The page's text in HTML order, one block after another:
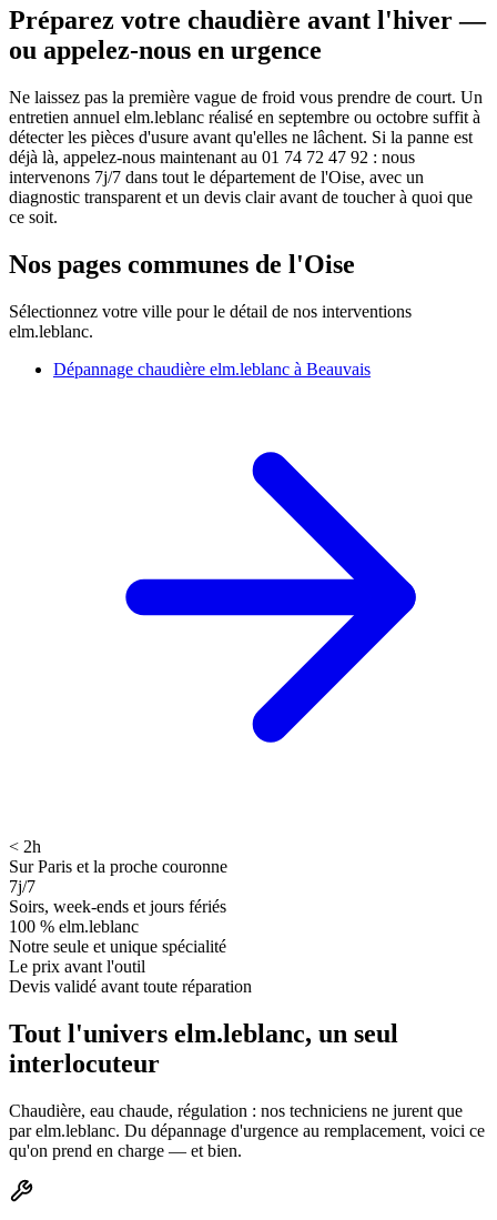
Préparez votre chaudière avant l'hiver —
ou appelez-nous en urgence
Ne laissez pas la première vague de froid vous prendre de court. Un
entretien annuel elm.leblanc réalisé en septembre ou octobre suffit à
détecter les pièces d'usure avant qu'elles ne lâchent. Si la panne est
déjà là, appelez-nous maintenant au 01 74 72 47 92 : nous
intervenons 7j/7 dans tout le département de l'Oise, avec un
diagnostic transparent et un devis clair avant de toucher à quoi que
ce soit.
Nos pages communes de l'Oise
Sélectionnez votre ville pour le détail de nos interventions
elm.leblanc.
Dépannage chaudière elm.leblanc à Beauvais
< 2h
Sur Paris et la proche couronne
7j/7
Soirs, week-ends et jours fériés
100 % elm.leblanc
Notre seule et unique spécialité
Le prix avant l'outil
Devis validé avant toute réparation
Tout l'univers elm.leblanc, un seul
interlocuteur
Chaudière, eau chaude, régulation : nos techniciens ne jurent que
par elm.leblanc. Du dépannage d'urgence au remplacement, voici ce
qu'on prend en charge — et bien.